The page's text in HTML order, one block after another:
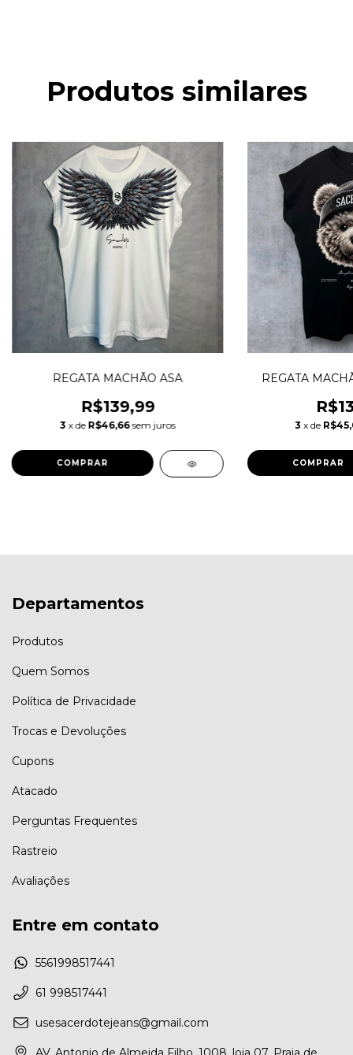
Produtos similares
REGATA MACHÃO ASA
R$139,99
3 x de R$46,66 sem juros
COMPRAR
REGATA
3 x de
COMPRAR
Departamentos
Produtos
Quem Somos
Política de Privacidade
Trocas e Devoluções
Cupons
Atacado
Perguntas Frequentes
Rastreio
Avaliações
Entre em contato
5561998517441
61 998517441
usesacerdotejeans@gmail.com